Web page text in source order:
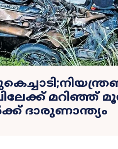
മറിഞ്ഞ്
ദാരുണാന്ത്യം